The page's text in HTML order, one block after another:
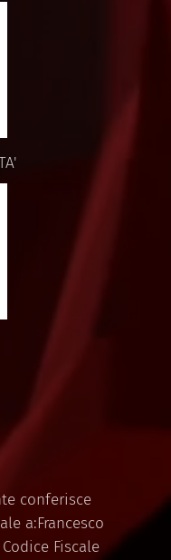
conferisce
a:Francesco
Fiscale